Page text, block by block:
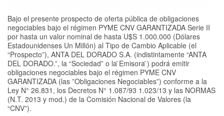
Bajo el presente prospecto de oferta pública de obligaciones
negociables bajo el régimen PYME CNV GARANTIZADA Serie II
por hasta un valor nominal de hasta U$S 1.000.000 (Dólares
Estadounidenses Un Millón) al Tipo de Cambio Aplicable (el
“Prospecto”), ANTA DEL DORADO S.A. (indistintamente “ANTA
DEL DORADO.”, la “Sociedad” o la ̈Emisora ̈) podrá emitir
obligaciones negociables bajo el régimen PYME CNV
GARANTIZADA (las ”Obligaciones Negociables”) conforme a la
Ley N° 26.831, los Decretos N° 1.087/93 1.023/13 y las NORMAS
(N.T. 2013 y mod.) de la Comisión Nacional de Valores (la
“CNV”).